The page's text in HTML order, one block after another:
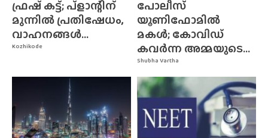
Kozhikode
ഫ്രഷ് കട്ട്; പ്ളാന്റിന്
മുന്നിൽ പ്രതിഷേധം,
വാഹനങ്ങൾ...
Shubha Vartha
പോലീസ്
യൂണിഫോമിൽ
മകൾ; കോവിഡ്
കവർന്ന അമ്മയുടെ...